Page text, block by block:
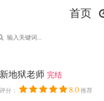
首页
新地狱老师 完结
评分： 8.0 推荐